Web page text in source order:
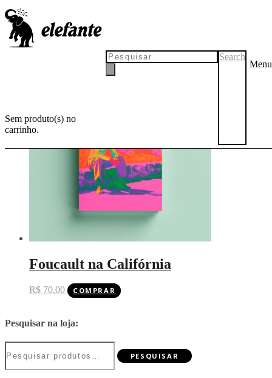
Sem produto(s) no
carrinho.
Search
Menu
drogas
Foucault na Califórnia
R$ 70,00 COMPRAR
Pesquisar na loja:
Pesquisar
por:
PESQUISAR